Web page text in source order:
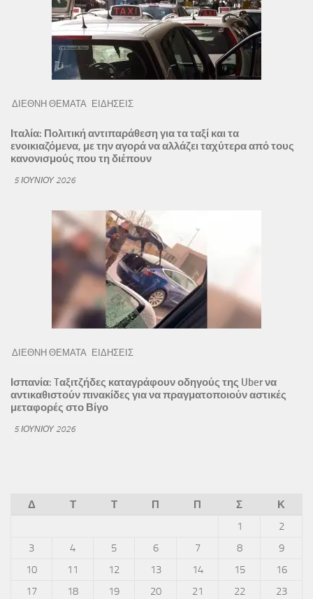
ΔΙΕΘΝΗ ΘΕΜΑΤΑ ΕΙΔΗΣΕΙΣ
Ιταλία: Πολιτική αντιπαράθεση για τα ταξί και τα
ενοικιαζόμενα, με την αγορά να αλλάζει ταχύτερα από τους
κανονισμούς που τη διέπουν
5 ΙΟΥΝΊΟΥ 2026
ΔΙΕΘΝΗ ΘΕΜΑΤΑ ΕΙΔΗΣΕΙΣ
Ισπανία: Tαξιτζήδες καταγράφουν οδηγούς της Uber να
αντικαθιστούν πινακίδες για να πραγματοποιούν αστικές
μεταφορές στο Βίγο
5 ΙΟΥΝΊΟΥ 2026
Δ Τ Τ Π Π Σ
Κ
1
2
3
4 5 6 7 8
9
10
11 12 13 14 15
16
17
18 19 20 21 22
23